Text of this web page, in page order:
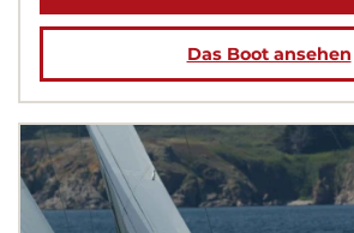
Das Boot ansehen